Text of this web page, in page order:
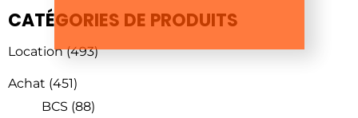
CATÉGORIES DE PRODUITS
Location (493)
Achat (451)
BCS (88)